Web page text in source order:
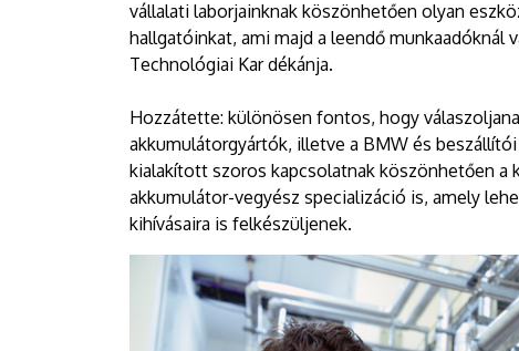
vállalati laborjainknak köszönhetően olyan
hallgatóinkat, ami majd a leendő
Technológiai Kar dékánja.
Hozzátette: különösen fontos, hogy
akkumulátorgyártók, illetve a BMW és
kialakított szoros kapcsolatnak köszönhetően a
akkumulátor-vegyész specializáció is, amely
kihívásaira is felkészüljenek.